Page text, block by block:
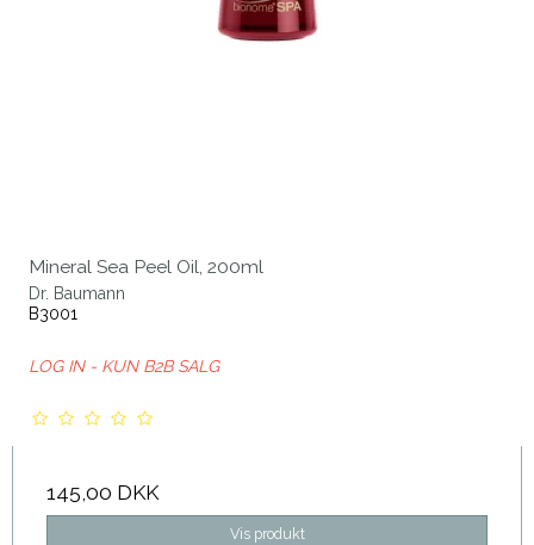
Mineral Sea Peel Oil, 200ml
Dr. Baumann
B3001
LOG IN - KUN B2B SALG
145,00 DKK
Vis produkt